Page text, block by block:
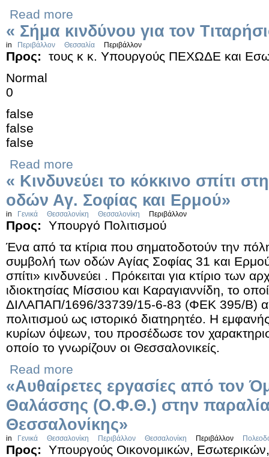
Read more
« Σήμα κινδύνου για τον
in Περιβάλλον Θεσσαλία Περιβάλλον
Προς:
τους κ κ. Υπουργούς ΠΕΧΩΔΕ και
Normal
0
false
false
false
Read more
« Κινδυνεύει το κόκκινο σπίτι
οδών Αγ. Σοφίας και Ερμού»
in Γενικά Θεσσαλονίκη Θεσσαλονίκη Περιβάλλον
Προς:
Υπουργό Πολιτισμού
Ένα από τα κτίρια που σηματοδοτούν την
συμβολή των οδών Αγίας Σοφίας 31 και
σπίτι» κινδυνεύει . Πρόκειται για κτίριο των
ιδιοκτησίας Μίσσιου και Καραγιαννίδη, το
ΔΙΛΑΠΑΠ/1696/33739/15-6-83 (ΦΕΚ 395/Β)
πολιτισμού ως ιστορικό διατηρητέο. Η
κυρίων όψεων, του προσέδωσε τον
οποίο το γνωρίζουν οι Θεσσαλονικείς.
Read more
«Αυθαίρετες εργασίες από τον
Θαλάσσης (Ο.Φ.Θ.) στην
Θεσσαλονίκης»
in Γενικά Θεσσαλονίκη Περιβάλλον Θεσσαλονίκη Περιβάλλον
Προς:
Υπουργούς Οικονομικών,